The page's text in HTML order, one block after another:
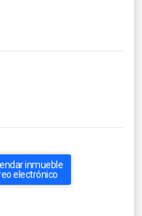
inmueble
electrónico